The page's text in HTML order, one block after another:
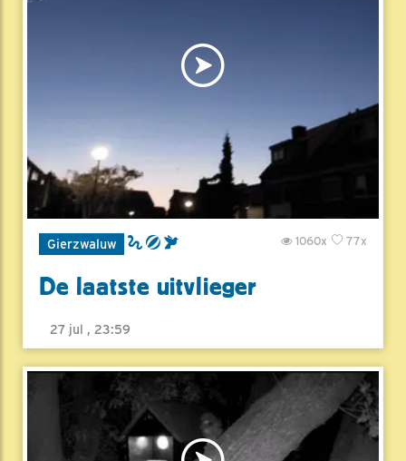
Gierzwaluw 77x
1060x
De laatste uitvlieger
27 jul , 23:59